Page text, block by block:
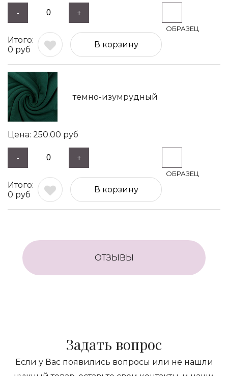
- +
0 руб
В корзину
темно-изумрудный
250.00 руб
- +
0 руб
В корзину
ОТЗЫВЫ
Задать вопрос
Если у Вас появились вопросы или не нашли